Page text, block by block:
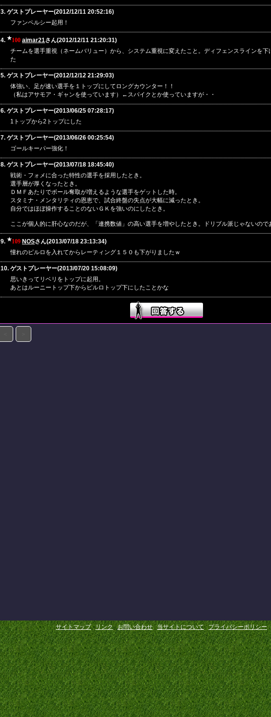
3. ゲストプレーヤー(2012/12/11 20:52:16)
ファンペルシー起用！
4. ★100 aimar21さん(2012/12/11 21:20:31)
チームを選手重視（ネームバリュー）から、システム重視に変えたこと。ディフェンスラインを下
た
5. ゲストプレーヤー(2012/12/12 21:29:03)
体強い、足が速い選手を１トップにしてロングカウンター！！
（私はアサモア・ギャンを使っています）←スパイクとか使っていますが・・
6. ゲストプレーヤー(2013/06/25 07:28:17)
1トップから2トップにした
7. ゲストプレーヤー(2013/06/26 00:25:54)
ゴールキーパー強化！
8. ゲストプレーヤー(2013/07/18 18:45:40)
戦術・フォメに合った特性の選手を採用したとき。
選手層が厚くなったとき。
ＤＭＦあたりでボール奪取が増えるような選手をゲットした時。
スタミナ・メンタリティの恩恵で、試合終盤の失点が大幅に減ったとき。
自分ではほぼ操作することのないＧＫを強いのにしたとき。
ここが個人的に肝心なのだが、「連携数値」の高い選手を増やしたとき。ドリブル派じゃないので
9. ★109 NOSさん(2013/07/18 23:13:34)
憧れのピルロを入れてからレーティング１５０も下がりましたｗ
10. ゲストプレーヤー(2013/07/20 15:08:09)
思いきってリベリをトップに起用。
あとはルーニートップ下からピルロトップ下にしたことかな
サイトマップ リンク お問い合わせ 当サイトについて プライバシーポリシー